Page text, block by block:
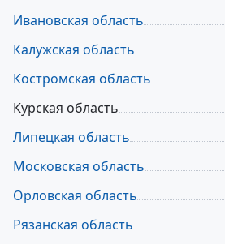
Ивановская область
Калужская область
Костромская область
Курская область
Липецкая область
Московская область
Орловская область
Рязанская область